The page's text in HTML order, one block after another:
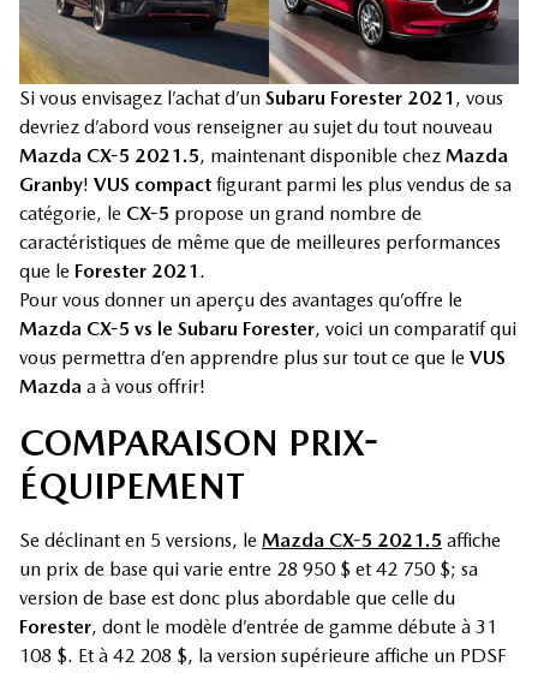
Si vous envisagez l’achat d’un Subaru Forester 2021 , vous
devriez d’abord vous renseigner au sujet du tout nouveau
Mazda CX-5 2021.5, maintenant disponible chez Mazda
Granby! VUS compact figurant parmi les plus vendus de sa
catégorie, le CX-5 propose un grand nombre de
caractéristiques de même que de meilleures performances
que le Forester 2021 .
Pour vous donner un aperçu des avantages qu’offre le
Mazda CX-5 vs le Subaru Forester, voici un comparatif qui
vous permettra d’en apprendre plus sur tout ce que le VUS
Mazda a à vous offrir!
COMPARAISON PRIX-
ÉQUIPEMENT
Se déclinant en 5 versions, le Mazda CX-5 2021.5 affiche
un prix de base qui varie entre 28 950 $ et 42 750 $; sa
version de base est donc plus abordable que celle du
Forester, dont le modèle d’entrée de gamme débute à 31
108 $. Et à 42 208 $, la version supérieure affiche un PDSF